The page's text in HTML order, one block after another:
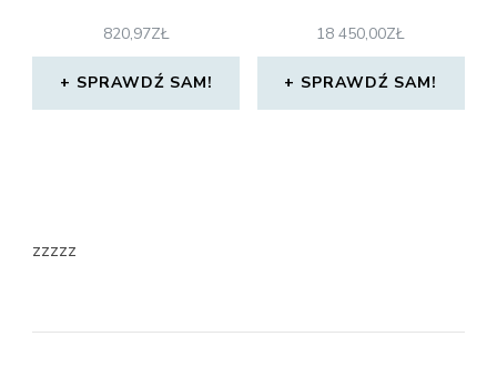
820,97ZŁ
SPRAWDŹ SAM!
18 450,00ZŁ
SPRAWDŹ SAM!
zzzzz